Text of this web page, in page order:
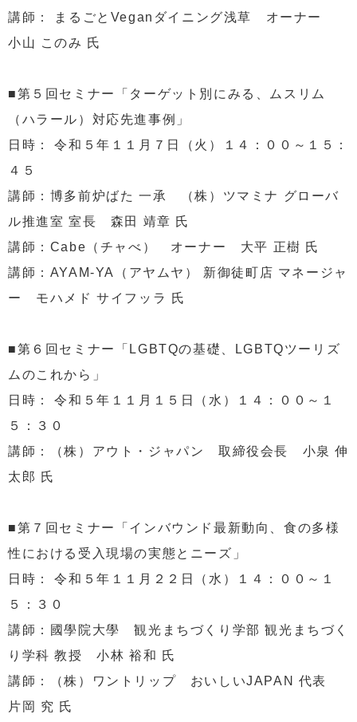
講師： まるごとVeganダイニング浅草 オーナー
小山 このみ 氏
■第５回セミナー「ターゲット別にみる、ムスリム
（ハラール）対応先進事例」
日時： 令和５年１１月７日（火）１４：００～１５：
４５
講師：博多前炉ばた 一承 （株）ツマミナ グローバ
ル推進室 室長 森田 靖章 氏
講師：Cabe（チャべ） オーナー 大平 正樹 氏
講師：AYAM-YA（アヤムヤ） 新御徒町店 マネージャ
ー モハメド サイフッラ 氏
■第６回セミナー「LGBTQの基礎、LGBTQツーリズ
ムのこれから」
日時： 令和５年１１月１５日（水）１４：００～１
５：３０
講師：（株）アウト・ジャパン 取締役会長 小泉 伸
太郎 氏
■第７回セミナー「インバウンド最新動向、食の多様
性における受入現場の実態とニーズ」
日時： 令和５年１１月２２日（水）１４：００～１
５：３０
講師：國學院大學 観光まちづくり学部 観光まちづく
り学科 教授 小林 裕和 氏
講師：（株）ワントリップ おいしいJAPAN 代表
片岡 究 氏